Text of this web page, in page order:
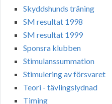
Skyddshunds träning
SM resultat 1998
SM resultat 1999
Sponsra klubben
Stimulanssummation
Stimulering av försvaret
Teori - tävlingslydnad
Timing